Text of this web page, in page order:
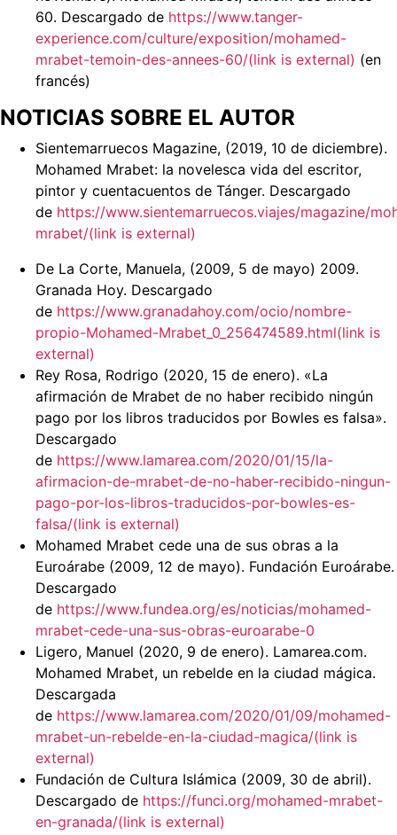
60. Descargado de https://www.tanger-
experience.com/culture/exposition/mohamed-
mrabet-temoin-des-annees-60/(link is external) (en
francés)
NOTICIAS SOBRE EL AUTOR
Sientemarruecos Magazine, (2019, 10 de diciembre).
Mohamed Mrabet: la novelesca vida del escritor,
pintor y cuentacuentos de Tánger. Descargado
de https://www.sientemarruecos.viajes/magazine/
mrabet/(link is external)
De La Corte, Manuela, (2009, 5 de mayo) 2009.
Granada Hoy. Descargado
de https://www.granadahoy.com/ocio/nombre-
propio-Mohamed-Mrabet_0_256474589.html(link is
external)
Rey Rosa, Rodrigo (2020, 15 de enero). «La
afirmación de Mrabet de no haber recibido ningún
pago por los libros traducidos por Bowles es falsa».
Descargado
de https://www.lamarea.com/2020/01/15/la-
afirmacion-de-mrabet-de-no-haber-recibido-ningun-
pago-por-los-libros-traducidos-por-bowles-es-
falsa/(link is external)
Mohamed Mrabet cede una de sus obras a la
Euroárabe (2009, 12 de mayo). Fundación Euroárabe.
Descargado
de https://www.fundea.org/es/noticias/mohamed-
mrabet-cede-una-sus-obras-euroarabe-0
Ligero, Manuel (2020, 9 de enero). Lamarea.com.
Mohamed Mrabet, un rebelde en la ciudad mágica.
Descargada
de https://www.lamarea.com/2020/01/09/mohamed-
mrabet-un-rebelde-en-la-ciudad-magica/(link is
external)
Fundación de Cultura Islámica (2009, 30 de abril).
Descargado de https://funci.org/mohamed-mrabet-
en-granada/(link is external)